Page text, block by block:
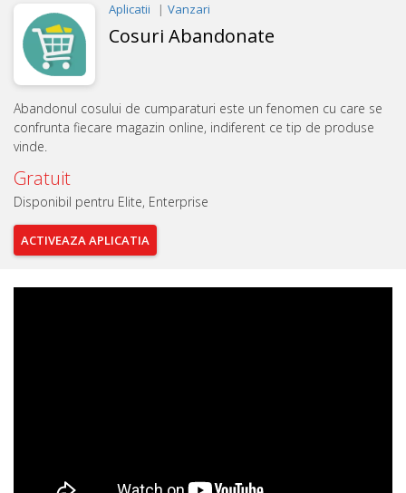
Aplicatii Vanzari
Cosuri Abandonate
Abandonul cosului de cumparaturi este un fenomen cu care se
confrunta fiecare magazin online, indiferent ce tip de produse
vinde.
Gratuit
Disponibil pentru Elite, Enterprise
ACTIVEAZAAPLICATIA